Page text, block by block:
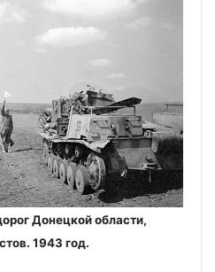
Донецкой области,
1943 год.